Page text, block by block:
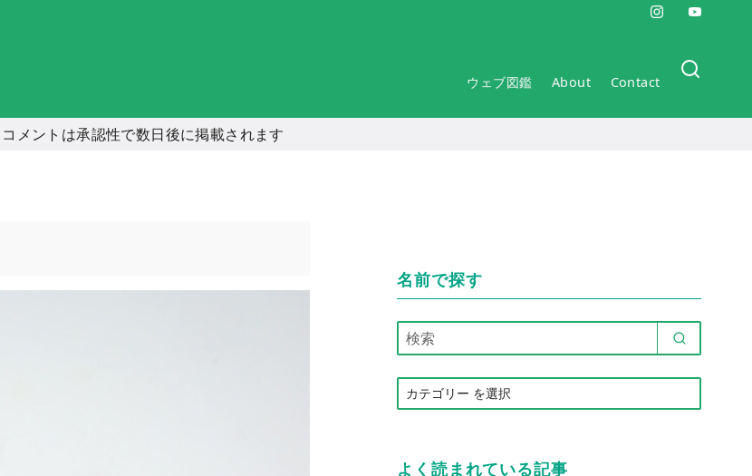
ウェブ図鑑 About Contact
コメントは承認性で数日後に掲載されます
名前で探す
テ
ー
よく読まれている記事